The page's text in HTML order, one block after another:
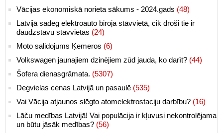
Vācijas ekonomiskā norieta sākums - 2024.gads (48)
Latvijā sadeg elektroauto biroja stāvvietā, cik droši tie ir
daudzstāvu stāvvietās (24)
Moto salidojums Ķemeros (6)
Volkswagen jaunajiem dzinējiem zūd jauda, ko darīt? (44)
Šofera dienasgrāmata. (5307)
Degvielas cenas Latvijā un pasaulē (535)
Vai Vācija atjaunos slēgto atomelektrostaciju darbību? (16)
Lāču medības Latvijā! Vai populācija ir kļuvusi nekontrolējama
un būtu jāsāk medības? (56)